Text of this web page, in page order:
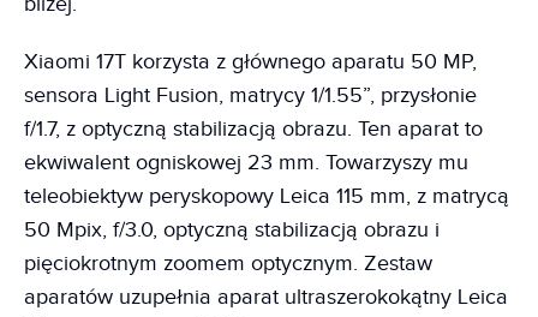
Xiaomi 17T korzysta z głównego aparatu 50 MP,
sensora Light Fusion, matrycy 1/1.55”, przysłonie
f/1.7, z optyczną stabilizacją obrazu. Ten aparat to
ekwiwalent ogniskowej 23 mm. Towarzyszy mu
teleobiektyw peryskopowy Leica 115 mm, z matrycą
50 Mpix, f/3.0, optyczną stabilizacją obrazu i
pięciokrotnym zoomem optycznym. Zestaw
aparatów uzupełnia aparat ultraszerokokątny Leica